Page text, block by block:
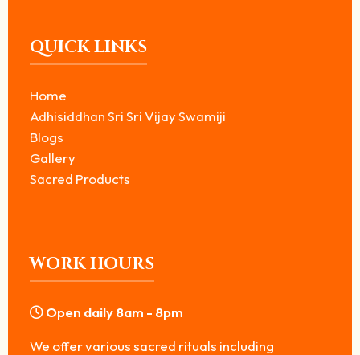
QUICK LINKS
Home
Adhisiddhan Sri Sri Vijay Swamiji
Blogs
Gallery
Sacred Products
WORK HOURS
Open daily 8am - 8pm
We offer various sacred rituals including